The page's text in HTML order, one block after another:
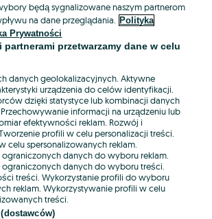
przez konto Google
LUB
będą sygnalizowane naszym partnerom
na dane przeglądania.
Polityka
Prywatności
partnerami przetwarzamy dane w celu
danych geolokalizacyjnych. Aktywne
urządzenia do celów identyfikacji.
dzięki statystyce lub kombinacji danych
informacji na urządzeniu lub
efektywności reklam. Rozwój i
profili w celu personalizacji treści.
celu spersonalizowanych reklam.
danych do wyboru reklam.
danych do wyboru treści.
treści. Wykorzystanie profili do wyboru
reklam. Wykorzystywanie profili w celu
treści.